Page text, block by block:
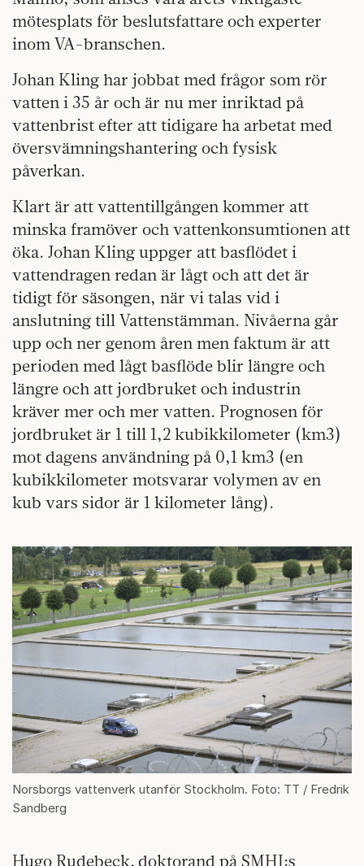
mötesplats för beslutsfattare och experter
inom VA-branschen.
Johan Kling har jobbat med frågor som rör
vatten i 35 år och är nu mer inriktad på
vattenbrist efter att tidigare ha arbetat med
översvämningshantering och fysisk
påverkan.
Klart är att vattentillgången kommer att
minska framöver och vattenkonsumtionen att
öka. Johan Kling uppger att basflödet i
vattendragen redan är lågt och att det är
tidigt för säsongen, när vi talas vid i
anslutning till Vattenstämman. Nivåerna går
upp och ner genom åren men faktum är att
perioden med lågt basflöde blir längre och
längre och att jordbruket och industrin
kräver mer och mer vatten. Prognosen för
jordbruket är 1 till 1,2 kubikkilometer (km3)
mot dagens användning på 0,1 km3 (en
kubikkilometer motsvarar volymen av en
kub vars sidor är 1 kilometer lång).
Norsborgs vattenverk utanför Stockholm. Foto: TT / Fredrik
Sandberg
Hugo Rudebeck, doktorand på SMHI:s